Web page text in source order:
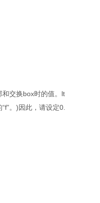
交换box时的值。lt
。)因此，请设定0.